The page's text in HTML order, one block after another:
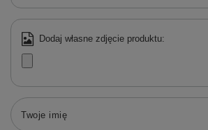
Dodaj własne zdjęcie produktu:
Twoje imię